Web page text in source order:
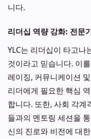
니다.
리더십 역량 강화: 전문
YLC는 리더십이 타고나
것이라고 믿습니다. 이
레이징, 커뮤니케이션
리더에게 필요한 핵심
합니다. 또한, 사회 각계
들과의 멘토링 세션을
신의 진로와 비전에 대